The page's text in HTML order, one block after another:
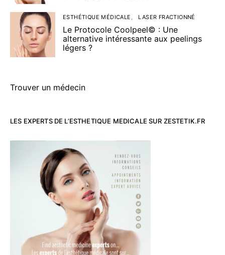
ESTHÉTIQUE MÉDICALE LASER FRACTIONNÉ
Le Protocole Coolpeel© : Une
alternative intéressante aux peelings
légers ?
Trouver un médecin
LES EXPERTS DE L’ESTHETIQUE MEDICALE SUR ZESTETIK.FR